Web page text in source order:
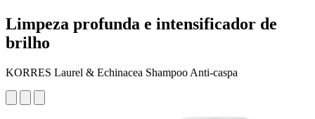
Limpeza profunda e intensificador de
brilho
KORRES Laurel & Echinacea Shampoo Anti-caspa